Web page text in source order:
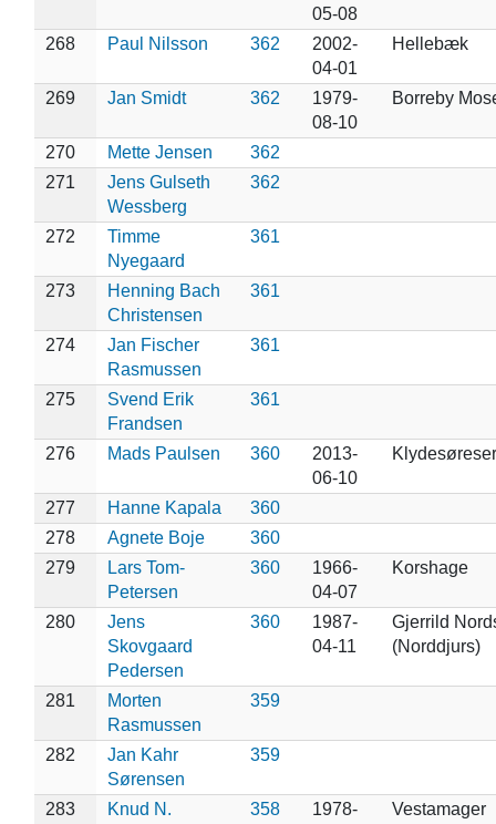
05-08
268 Paul Nilsson 362
2002-
04-01
Hellebæk
269 Jan Smidt 362
1979-
08-10
Borreby
270 Mette Jensen
362
271
Jens Gulseth
Wessberg
362
272
Timme
Nyegaard
361
273
Henning Bach
Christensen
361
274
Jan Fischer
Rasmussen
361
275
Svend Erik
Frandsen
361
276 Mads Paulsen 360
2013-
06-10
277 Hanne Kapala
360
278
Agnete Boje
360
279
Lars Tom-
Petersen
360
1966-
04-07
Korshage
280
Jens
Skovgaard
Pedersen
360
1987-
04-11
Gjerrild
(Norddjurs)
281
Morten
Rasmussen
359
282
Jan Kahr
Sørensen
359
283
Knud N.
358
1978-
Vestamager